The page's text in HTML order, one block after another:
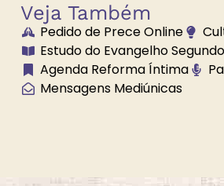
Brilhe a Vossa
Luz
Veja Também
Pedido de Prece Online
Estudo do Evangelho
Agenda Reforma Íntima
Mensagens Mediúnicas